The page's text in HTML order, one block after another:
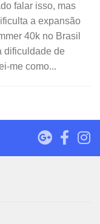
falar isso, mas
a expansão
40k no Brasil
dificuldade de
me como...